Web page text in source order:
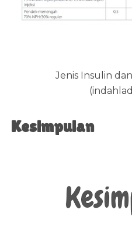
Jenis Insulin
Kesimpulan